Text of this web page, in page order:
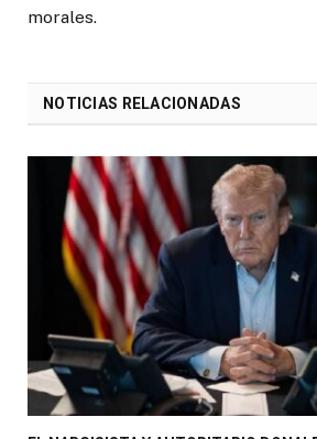
morales.
NOTICIAS RELACIONADAS